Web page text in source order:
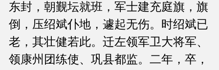
东封，朝觐坛就班，军士建充庭旗，旗
倒，压绍斌仆地，遽起无伤。时绍斌已
老，其壮健若此。迁左领军卫大将军、
领康州团练使、巩县都监。二年，卒，